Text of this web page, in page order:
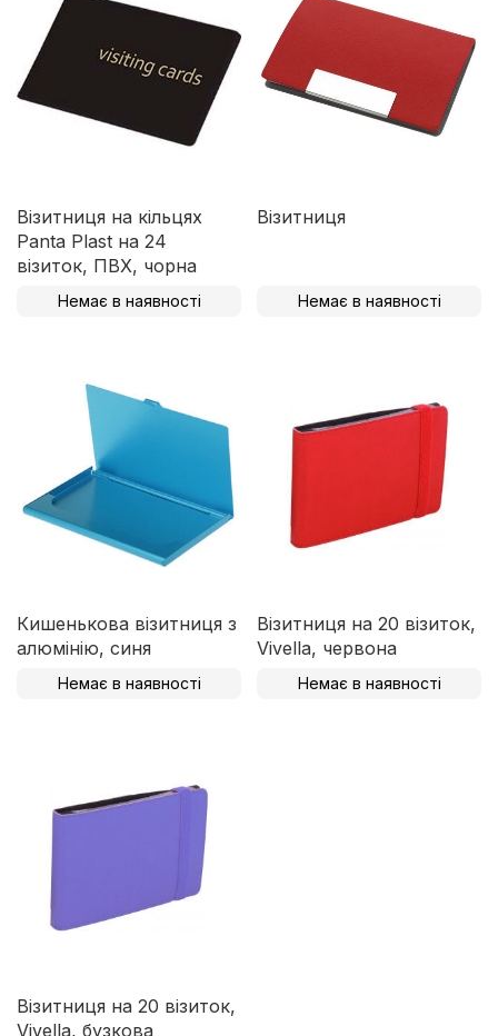
Візитниця на кільцях
Panta Plast на 24
візиток, ПВХ, чорна
Немає в наявності
Візитниця
Немає в наявності
Кишенькова візитниця з
алюмінію, синя
Немає в наявності
Візитниця на 20 візиток,
Vivella, червона
Немає в наявності
Візитниця на 20 візиток,
Vivella, бузкова